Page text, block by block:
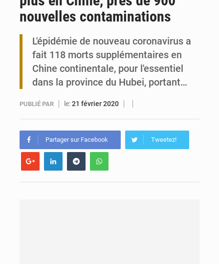
Victoire Dogbé prône l’engagement politique des femmes à Kigali
nouvelles contaminations
L'épidémie de nouveau coronavirus a
fait 118 morts supplémentaires en
Chine continentale, pour l'essentiel
dans la province du Hubei, portant…
PUBLIÉ PAR le:21 février 2020
Partager sur Facebook Tweetez!